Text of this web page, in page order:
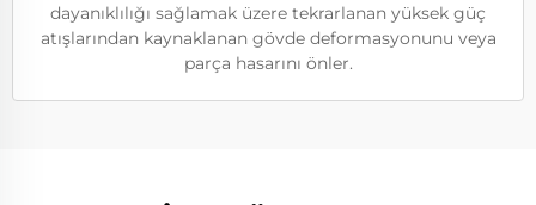
dayanıklılığı sağlamak üzere tekrarlanan yüksek güç
atışlarından kaynaklanan gövde deformasyonunu veya
parça hasarını önler.